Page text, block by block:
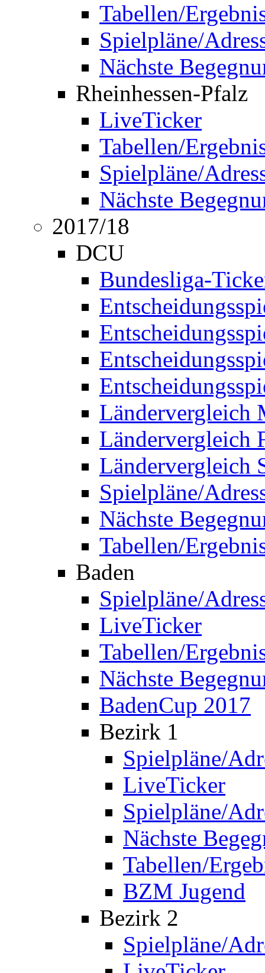
Tabellen/
Spielpläne/
Nächste
Rheinhessen-Pfalz
LiveTicker
Tabellen/
Spielpläne/
Nächste
2017/18
DCU
Bundesliga-
Ländervergleich
Ländervergleich
Ländervergleich
Spielpläne/
Nächste
Tabellen/
Baden
Spielpläne/
LiveTicker
Tabellen/
Nächste
BadenCup 2017
Bezirk 1
Spielpläne/
LiveTicker
Spielpläne/
Nächste
Tabellen/
BZM Jugend
Bezirk 2
Spielpläne/